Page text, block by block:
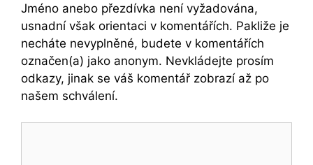
Jméno anebo přezdívka není vyžadována,
usnadní však orientaci v komentářích. Pakliže je
necháte nevyplněné, budete v komentářích
označen(a) jako anonym. Nevkládejte prosím
odkazy, jinak se váš komentář zobrazí až po
našem schválení.